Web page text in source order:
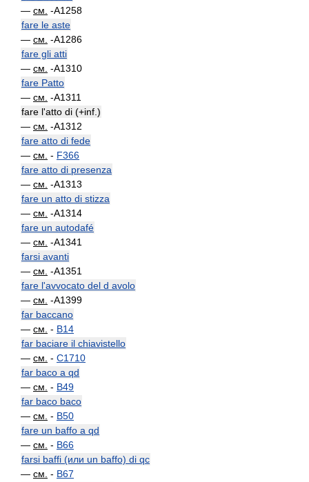
— см. -A1258
fare le aste
— см. -A1286
fare gli atti
— см. -A1310
fare Patto
— см. -A1311
fare l'atto di (+inf.)
— см. -A1312
fare atto di fede
— см. - F366
fare atto di presenza
— см. -A1313
fare un atto di stizza
— см. -A1314
fare un autodafé
— см. -A1341
farsi avanti
— см. -A1351
fare l'avvocato del d avolo
— см. -A1399
far baccano
— см. - B14
far baciare il chiavistello
— см. - C1710
far baco a qd
— см. - B49
far baco baco
— см. - B50
fare un baffo a qd
— см. - B66
farsi baffi (или un baffo) di qc
— см. - B67